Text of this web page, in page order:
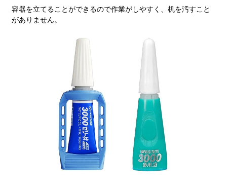
容器を立てることができるので作業がしやすく、机を汚すこと
がありません。